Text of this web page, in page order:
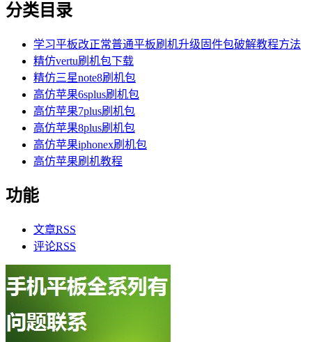
分类目录
学习平板改正常普通平板刷机升级固件包破解教程方法
精仿vertu刷机包下载
精仿三星note8刷机包
高仿苹果6splus刷机包
高仿苹果7plus刷机包
高仿苹果8plus刷机包
高仿苹果iphonex刷机包
高仿苹果刷机教程
功能
文章RSS
评论RSS